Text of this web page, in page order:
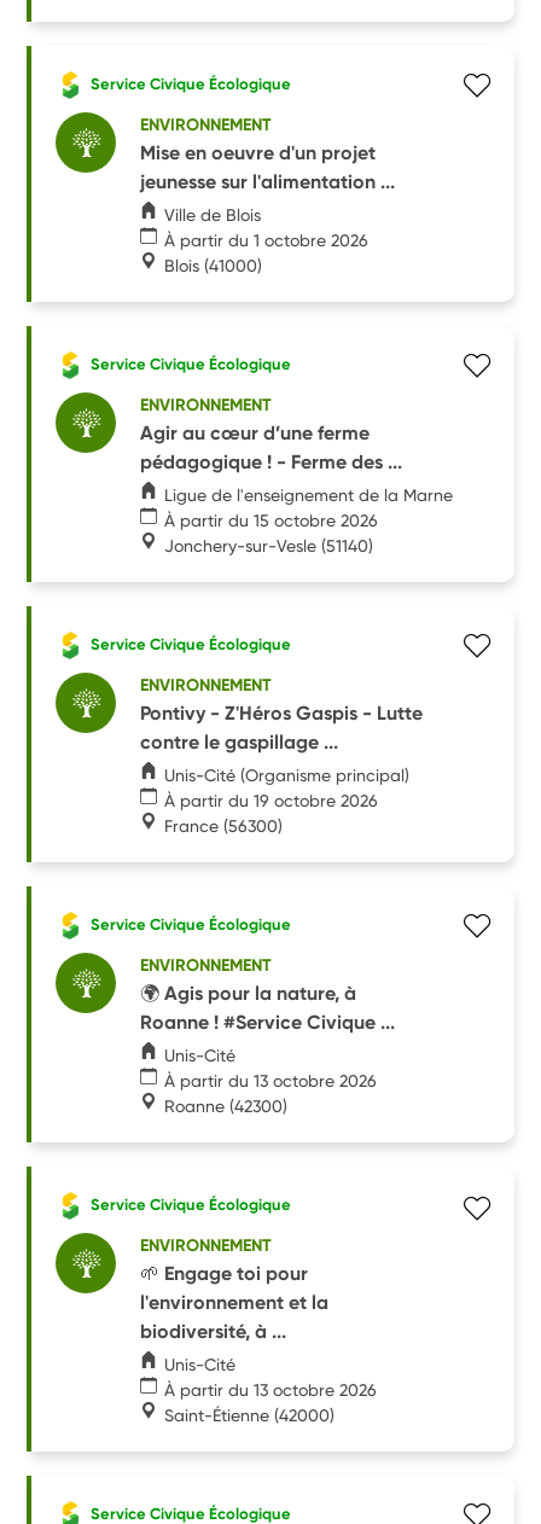
Service Civique Écologique
ENVIRONNEMENT
Mise en oeuvre d'un projet
jeunesse sur l'alimentation ...
Ville de Blois
À partir du 1 octobre 2026
Blois (41000)
Service Civique Écologique
ENVIRONNEMENT
Agir au cœur d’une ferme
pédagogique ! - Ferme des ...
Ligue de l'enseignement de la Marne
À partir du 15 octobre 2026
Jonchery-sur-Vesle (51140)
Service Civique Écologique
ENVIRONNEMENT
Pontivy - Z'Héros Gaspis - Lutte
contre le gaspillage ...
Unis-Cité (Organisme principal)
À partir du 19 octobre 2026
France (56300)
Service Civique Écologique
ENVIRONNEMENT
🌍 Agis pour la nature, à
Roanne ! #Service Civique ...
Unis-Cité
À partir du 13 octobre 2026
Roanne (42300)
Service Civique Écologique
ENVIRONNEMENT
🌱 Engage toi pour
l'environnement et la
biodiversité, à ...
Unis-Cité
À partir du 13 octobre 2026
Saint-Étienne (42000)
Service Civique Écologique